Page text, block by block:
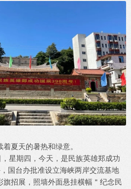
夏天的暑热和绿意。
，星期四，今天，是民族英雄郑成功
国台办批准设立海峡两岸交流基地
旗招展，照墙外面悬挂横幅＂纪念民